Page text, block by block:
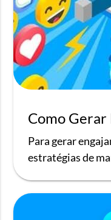
Como Gerar
Para gerar
estratégias de